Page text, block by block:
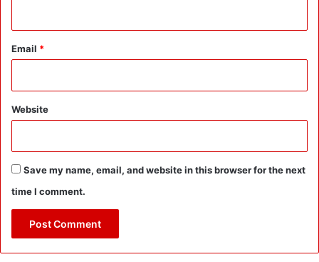
Email *
Website
Save my name, email, and website in this browser for the next
time I comment.